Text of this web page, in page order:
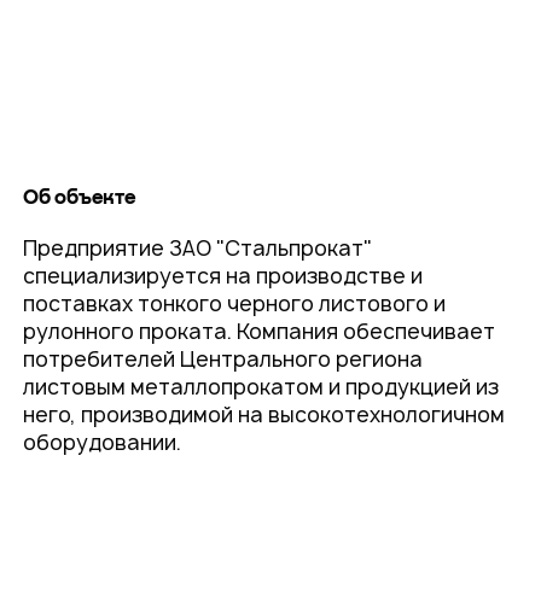
Об объекте
Предприятие ЗАО "Стальпрокат"
специализируется на производстве и
поставках тонкого черного листового и
рулонного проката. Компания обеспечивает
потребителей Центрального региона
листовым металлопрокатом и продукцией из
него, производимой на высокотехнологичном
оборудовании.